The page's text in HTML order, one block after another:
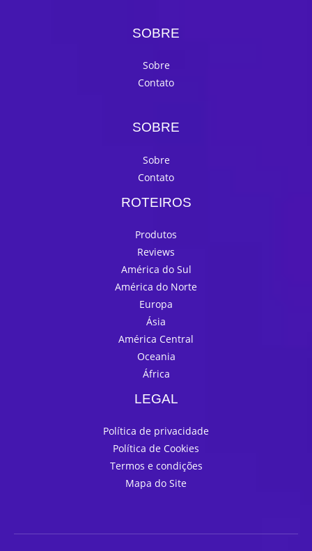
SOBRE
Sobre
Contato
SOBRE
Sobre
Contato
ROTEIROS
Produtos
Reviews
América do Sul
América do Norte
Europa
Ásia
América Central
Oceania
África
LEGAL
Política de privacidade
Política de Cookies
Termos e condições
Mapa do Site